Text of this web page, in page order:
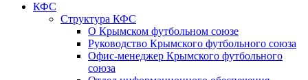
КФС
Структура КФС
О Крымском футбольном союзе
Руководство Крымского футбольного союза
Офис-менеджер Крымского футбольного
союза